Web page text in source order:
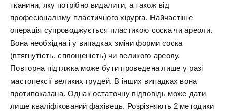
тканини, яку потрібно видалити, а також від
професіоналізму пластичного хірурга. Найчастіше
операція супроводжується пластикою соска чи ареоли.
Вона необхідна і у випадках зміни форми соска
(втягнутість, сплощеність) чи великого ареолу.
Повторна підтяжка може бути проведена лише у разі
мастопексії великих грудей. В інших випадках вона
протипоказана. Однак остаточну відповідь може дати
лише кваліфікований фахівець. Розрізняють 2 методики